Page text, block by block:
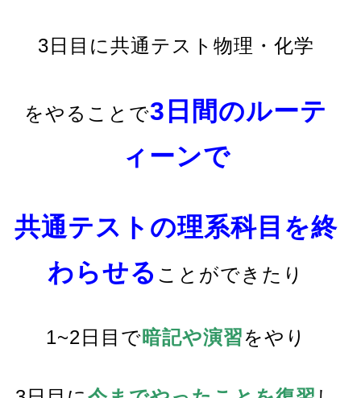
3日目に共通テスト物理・化学
をやることで3日間のルーテ
ィーンで
共通テストの理系科目を終
わらせる ことができたり
1~2日目で暗記や演習をやり